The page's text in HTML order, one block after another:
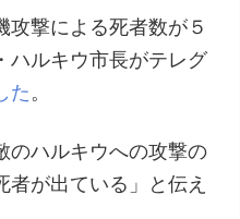
攻撃による死者数が５
ハルキウ市長がテレグ
た。
のハルキウへの攻撃の
が出ている」と伝え